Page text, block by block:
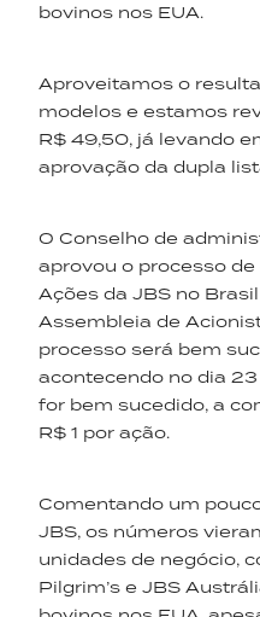
bovinos nos EUA.
Aproveitamos o
modelos e estamos
R$ 49,50, já levando
aprovação da dupla
O Conselho de
aprovou o processo
Ações da JBS no
Assembleia de
processo será bem
acontecendo no dia
for bem sucedido, a
R$ 1 por ação.
Comentando um
JBS, os números
unidades de negócio,
Pilgrim’s e JBS